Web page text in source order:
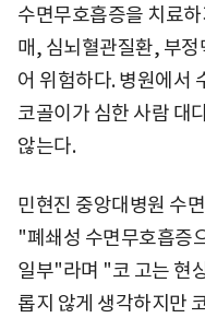
수면무호흡증을 치료
매, 심뇌혈관질환, 부
어 위험하다. 병원에서
코골이가 심한 사람 대
않는다.
민현진 중앙대병원 수
"폐쇄성 수면무호흡증
일부"라며 "코 고는 현
롭지 않게 생각하지만